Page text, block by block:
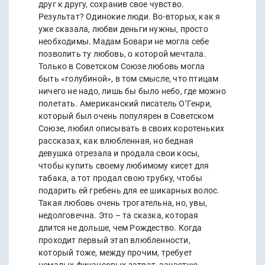
друг к другу, сохранив свое чувство.
Результат? Одинокие люди. Во-вторых, как я
уже сказала, любви деньги нужны, просто
необходимы. Мадам Бовари не могла себе
позволить ту любовь, о которой мечтала.
Только в Советском Союзе любовь могла
быть «голубиной», в том смысле, что птицам
ничего не надо, лишь бы было небо, где можно
полетать. Американский писатель О’Генри,
который был очень популярен в Советском
Союзе, любил описывать в своих коротеньких
рассказах, как влюбленная, но бедная
девушка отрезала и продала свои косы,
чтобы купить своему любимому кисет для
табака, а тот продал свою трубку, чтобы
подарить ей гребень для ее шикарных волос.
Такая любовь очень трогательна, но, увы,
недолговечна. Это – та сказка, которая
длится не дольше, чем Рождество. Когда
проходит первый этап влюбленности,
который тоже, между прочим, требует